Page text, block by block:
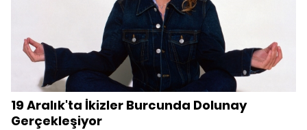
19 Aralık'ta İkizler Burcunda Dolunay
Gerçekleşiyor